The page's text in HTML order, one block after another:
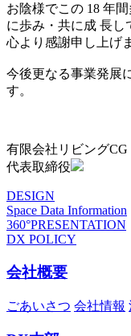
お陰様でこの 18 年
に歩み・共に成 長し
心より感謝申し上げ
今後更なる事業発展
す。
有限会社リビングCG
代表取締役
DESIGN
Space Data Information
360°PRESENTATION
DX POLICY
会社概要
ごあいさつ 会社情報